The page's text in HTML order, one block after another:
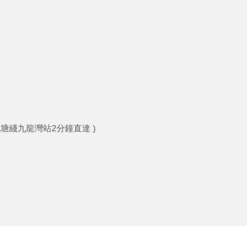
綫九龍灣站2分鐘直達 )